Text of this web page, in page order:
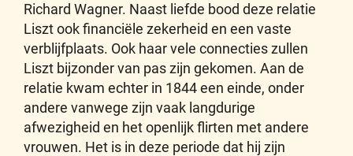
Richard Wagner. Naast liefde bood deze relatie
Liszt ook financiële zekerheid en een vaste
verblijfplaats. Ook haar vele connecties zullen
Liszt bijzonder van pas zijn gekomen. Aan de
relatie kwam echter in 1844 een einde, onder
andere vanwege zijn vaak langdurige
afwezigheid en het openlijk flirten met andere
vrouwen. Het is in deze periode dat hij zijn